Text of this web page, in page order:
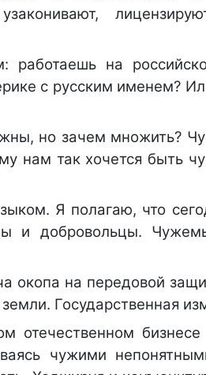
работаешь на
с русским именем?
но зачем множить?
нам так хочется быть
Я полагаю, что
и добровольцы.
окопа на передовой
Государственная
отечественном
чужими